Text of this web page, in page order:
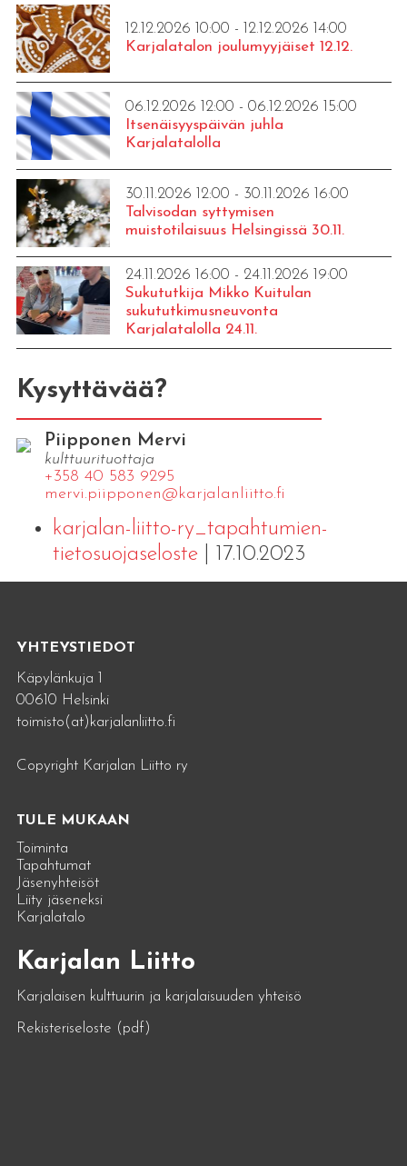
12.12.2026 10:00 - 12.12.2026 14:00
Karjalatalon joulumyyjäiset 12.12.
06.12.2026 12:00 - 06.12.2026 15:00
Itsenäisyyspäivän juhla
Karjalatalolla
30.11.2026 12:00 - 30.11.2026 16:00
Talvisodan syttymisen
muistotilaisuus Helsingissä 30.11.
24.11.2026 16:00 - 24.11.2026 19:00
Sukututkija Mikko Kuitulan
sukututkimusneuvonta
Karjalatalolla 24.11.
Kysyttävää?
Piipponen Mervi
kulttuurituottaja
+358 40 583 9295
mervi.​piipponen@​kar​jala​nlii​tto.​fi
karjalan-liitto-ry_tapahtumien-
tietosuojaseloste| 17.10.2023
YHTEYSTIEDOT
Käpylänkuja 1
00610 Helsinki
toimisto(at)karjalanliitto.fi
Copyright Karjalan Liitto ry
TULE MUKAAN
Toiminta
Tapahtumat
Jäsenyhteisöt
Liity jäseneksi
Karjalatalo
Karjalan Liitto
Karjalaisen kulttuurin ja karjalaisuuden yhteisö
Rekisteriseloste (pdf)